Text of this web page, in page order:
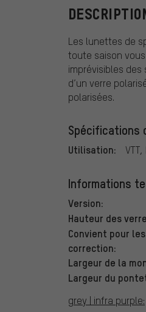
Les lunettes de
toute saison
imprévisibles
d’un verre
polarisées.
Spécifications
Utilisation:
Informations
Version:
Hauteur des
Convient pour
correction:
Largeur de la
Largeur du
grey | infra purple: